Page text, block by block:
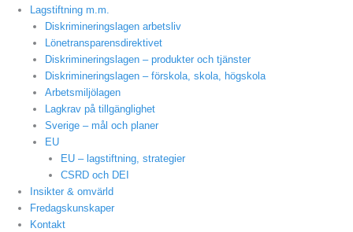
Lagstiftning m.m.
Diskrimineringslagen arbetsliv
Lönetransparensdirektivet
Diskrimineringslagen – produkter och tjänster
Diskrimineringslagen – förskola, skola, högskola
Arbetsmiljölagen
Lagkrav på tillgänglighet
Sverige – mål och planer
EU
EU – lagstiftning, strategier
CSRD och DEI
Insikter & omvärld
Fredagskunskaper
Kontakt